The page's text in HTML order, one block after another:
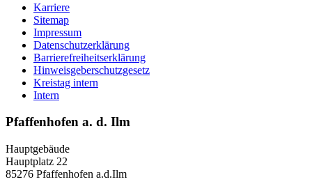
Karriere
Sitemap
Impressum
Datenschutzerklärung
Barrierefreiheitserklärung
Hinweisgeberschutzgesetz
Kreistag intern
Intern
Pfaffenhofen a. d. Ilm
Hauptgebäude
Hauptplatz 22
85276 Pfaffenhofen a.d.Ilm